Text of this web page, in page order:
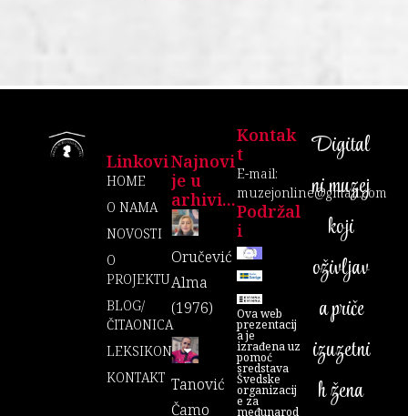
Linkovi
HOME
O NAMA
NOVOSTI
O
PROJEKTU
BLOG/
ČITAONICA
LEKSIKON
KONTAKT
Najnovi
je u
arhivi...
Oručević
Alma
(1976)
Tanović
Čamo
Kontak
T
E-mail:
muzejonline@gmail.com
Podržal
I
Ova web
prezentacij
a je
izrađena uz
pomoć
sredstava
Švedske
organizacij
e za
međunarod
Digital
ni muzej
koji
oživljav
a priče
izuzetni
h žena